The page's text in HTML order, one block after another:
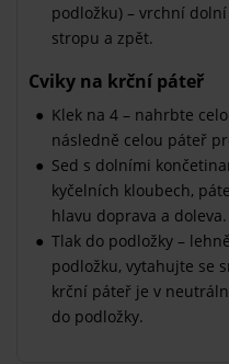
podložku) – vrchní
stropu a zpět.
Cviky na krční páteř
Klek na 4 – nahrbte
následně celou páteř
Sed s dolními
kyčelních kloubech,
hlavu doprava a doleva.
Tlak do podložky –
podložku, vytahujte se
krční páteř je v
do podložky.